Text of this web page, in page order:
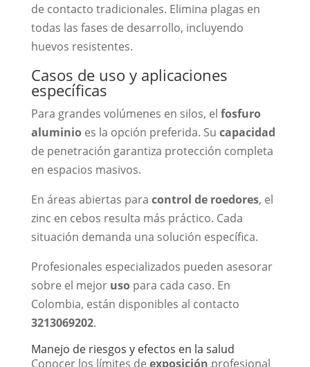
de contacto tradicionales. Elimina plagas en
todas las fases de desarrollo, incluyendo
huevos resistentes.
Casos de uso y aplicaciones
específicas
Para grandes volúmenes en silos, el fosfuro
aluminioes la opción preferida. Su capacidad
de penetración garantiza protección completa
en espacios masivos.
En áreas abiertas para control de roedores, el
zinc en cebos resulta más práctico. Cada
situación demanda una solución específica.
Profesionales especializados pueden asesorar
sobre el mejor usopara cada caso. En
Colombia, están disponibles al contacto
3213069202.
Manejo de riesgos y efectos en la salud
Conocer los límites de exposición profesional